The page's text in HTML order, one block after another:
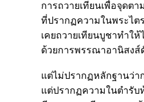
การถวายเทียนเพื่อจุดต
ที่ปรากฏความในพระไต
เคยถวายเทียนบูชาทำใ
ด้วยการพรรณาอานิสง
แต่ไม่ปรากฏหลักฐานว่า
แต่ปรากฏความในตำรั